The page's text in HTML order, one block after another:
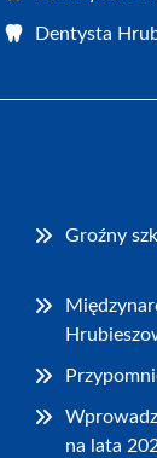
Dentysta
Groźny
na lata